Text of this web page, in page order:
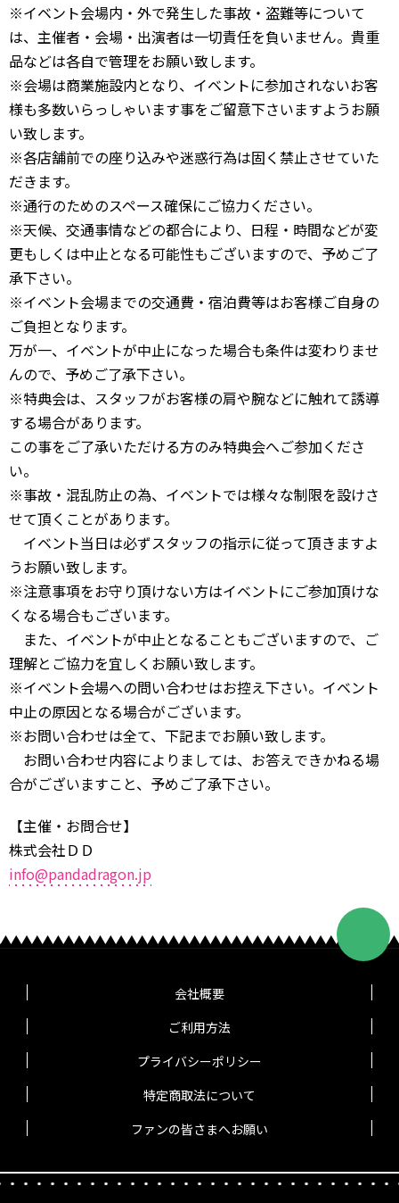
※イベント会場内・外で発生した事故・盗難等について
は、主催者・会場・出演者は一切責任を負いません。貴重
品などは各自で管理をお願い致します。
※会場は商業施設内となり、イベントに参加されないお客
様も多数いらっしゃいます事をご留意下さいますようお願
い致します。
※各店舗前での座り込みや迷惑行為は固く禁止させていた
だきます。
※通行のためのスペース確保にご協力ください。
※天候、交通事情などの都合により、日程・時間などが変
更もしくは中止となる可能性もございますので、予めご了
承下さい。
※イベント会場までの交通費・宿泊費等はお客様ご自身の
ご負担となります。
万が一、イベントが中止になった場合も条件は変わりませ
んので、予めご了承下さい。
※特典会は、スタッフがお客様の肩や腕などに触れて誘導
する場合があります。
この事をご了承いただける方のみ特典会へご参加くださ
い。
※事故・混乱防止の為、イベントでは様々な制限を設けさ
せて頂くことがあります。
イベント当日は必ずスタッフの指示に従って頂きますよ
うお願い致します。
※注意事項をお守り頂けない方はイベントにご参加頂けな
くなる場合もございます。
また、イベントが中止となることもございますので、ご
理解とご協力を宜しくお願い致します。
※イベント会場への問い合わせはお控え下さい。イベント
中止の原因となる場合がございます。
※お問い合わせは全て、下記までお願い致します。
お問い合わせ内容によりましては、お答えできかねる場
合がございますこと、予めご了承下さい。
【主催・お問合せ】
株式会社ＤＤ
info@pandadragon.jp
会社概要
ご利用方法
プライバシーポリシー
特定商取法について
ファンの皆さまへお願い